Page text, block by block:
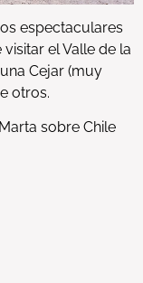
espectaculares
el Valle de la
Cejar (muy
otros.
sobre Chile